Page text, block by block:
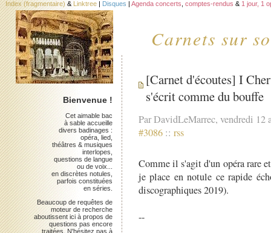
Carnets sur
Index (fragmentaire) & Linktree | Disques | Agenda concerts comptes-rendus & 1 jour, 1
[Carnet d'écoutes] I
s'écrit comme du bouffe
Par DavidLeMarrec, vendredi
#3086 :: rss
Comme il s'agit d'un opéra rare
je place en notule ce rapide
discographiques 2019).
--
Bienvenue !
Cet aimable bac
à sable accueille
divers badinages :
opéra, lied,
théâtres & musiques
interlopes,
questions de langue
ou de voix...
en discrètes notules,
parfois constituées
en séries.
Beaucoup de requêtes de
moteur de recherche
aboutissent ici à propos de
questions pas encore
traitées. N'hésitez pas à